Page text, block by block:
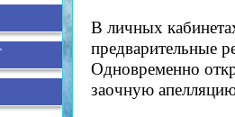
В личных
предварительные
Одновременно
заочную